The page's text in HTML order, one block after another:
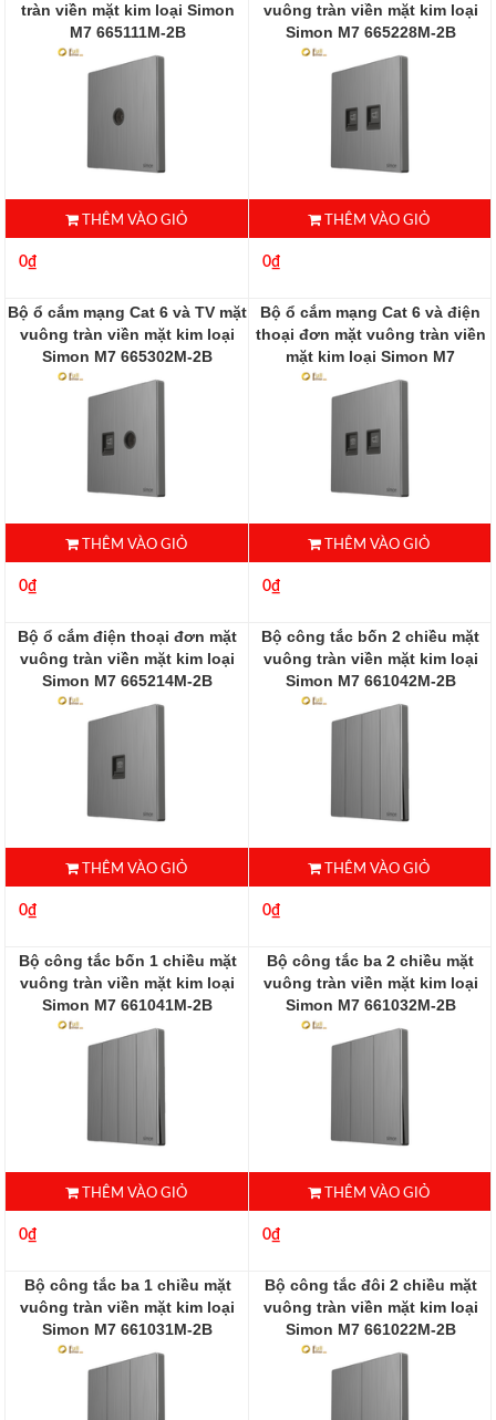
tràn viền mặt kim loại Simon
M7 665111M-2B
665111M-2B
THÊM VÀO GIỎ
0₫
vuông tràn viền mặt kim loại
Simon M7 665228M-2B
665228M-2B
THÊM VÀO GIỎ
0₫
Bộ ổ cắm mạng Cat 6 và TV mặt
vuông tràn viền mặt kim loại
Simon M7 665302M-2B
665302M-2B
THÊM VÀO GIỎ
0₫
Bộ ổ cắm mạng Cat 6 và điện
thoại đơn mặt vuông tràn viền
mặt kim loại Simon M7
665229M-2B
665229M-2B
THÊM VÀO GIỎ
0₫
Bộ ổ cắm điện thoại đơn mặt
vuông tràn viền mặt kim loại
Simon M7 665214M-2B
665214M-2B
THÊM VÀO GIỎ
0₫
Bộ công tắc bốn 2 chiều mặt
vuông tràn viền mặt kim loại
Simon M7 661042M-2B
661042M-2B
THÊM VÀO GIỎ
0₫
Bộ công tắc bốn 1 chiều mặt
vuông tràn viền mặt kim loại
Simon M7 661041M-2B
THÊM VÀO GIỎ
0₫
Bộ công tắc ba 2 chiều mặt
vuông tràn viền mặt kim loại
Simon M7 661032M-2B
661032M-2B
THÊM VÀO GIỎ
0₫
Bộ công tắc ba 1 chiều mặt
vuông tràn viền mặt kim loại
Simon M7 661031M-2B
661031-2B
Bộ công tắc đôi 2 chiều mặt
vuông tràn viền mặt kim loại
Simon M7 661022M-2B
661022M-2B